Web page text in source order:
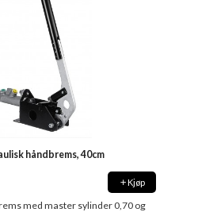
håndbrems, 40cm
Kjøp
med master sylinder 0,70 og